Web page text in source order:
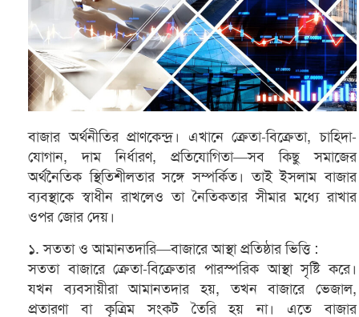
বাজার অর্থনীতির প্রাণকেন্দ্র। এখানে ক্রেতা-বিক্রেতা, চাহিদা-
যোগান, দাম নির্ধারণ, প্রতিযোগিতা—সব কিছু সমাজের
অর্থনৈতিক স্থিতিশীলতার সঙ্গে সম্পর্কিত। তাই ইসলাম বাজার
ব্যবস্থাকে স্বাধীন রাখলেও তা নৈতিকতার সীমার মধ্যে রাখার
ওপর জোর দেয়।
১. সততা ও আমানতদারি—বাজারে আস্থা প্রতিষ্ঠার ভিত্তি :
সততা বাজারে ক্রেতা-বিক্রেতার পারস্পরিক আস্থা সৃষ্টি করে।
যখন ব্যবসায়ীরা আমানতদার হয়, তখন বাজারে ভেজাল,
প্রতারণা বা কৃত্রিম সংকট তৈরি হয় না। এতে বাজার